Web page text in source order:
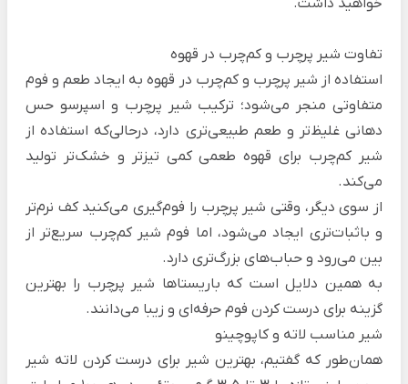
خواهید داشت.
تفاوت شیر پرچرب و کم‌چرب در قهوه
استفاده از شیر پرچرب و کم‌چرب در قهوه به ایجاد طعم و فوم
متفاوتی منجر می‌شود؛ ترکیب شیر پرچرب و اسپرسو حس
دهانی غلیظ‌تر و طعم طبیعی‌تری دارد، درحالی‌که استفاده از
شیر کم‌چرب برای قهوه طعمی کمی تیزتر و خشک‌تر تولید
می‌کند.
از سوی دیگر، وقتی شیر پرچرب را فوم‌گیری می‌کنید کف نرم‌تر
و باثبات‌تری ایجاد می‌شود، اما فوم شیر کم‌چرب سریع‌تر از
بین می‌رود و حباب‌های بزرگ‌تری دارد.
به همین دلایل است که باریستاها شیر پرچرب را بهترین
گزینه برای درست کردن فوم حرفه‌ای و زیبا می‌دانند.
شیر مناسب لاته و کاپوچینو
همان‌طور که گفتیم، بهترین شیر برای درست کردن لاته شیر